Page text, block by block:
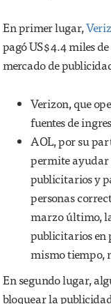
En primer lugar,
pagó US$4.4 miles
mercado de
Verizon, que
fuentes de
AOL, por su
permite ayudar
publicitarios y
personas
marzo último,
publicitarios en
mismo tiempo,
En segundo lugar,
bloquear la